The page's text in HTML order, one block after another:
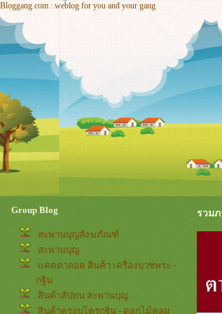
Bloggang.com : weblog for you and your gang
Group Blog
สะพานบุญสังฆภัณฑ์
สะพานบุญ
คตตาลอค สินค้า เครื่องบวชพระ -
กฐิน
สินค้าสัปทน สะพานบุญ
สินค้าครอบไตรกฐิน - ดอกไม้คลุม
รวม